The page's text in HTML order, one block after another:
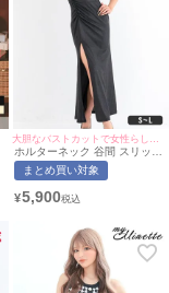
ホルターネック 谷間 スリット
タイト ロングドレス (きぃぃり
ぷ着用/S~Lサイズ対応) |
まとめ買い対象
¥5,900